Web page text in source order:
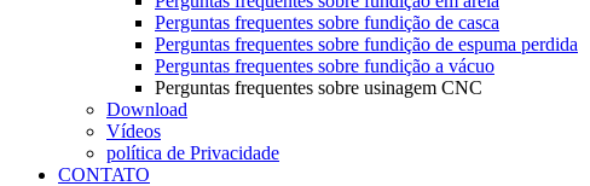
Perguntas frequentes sobre fundição de casca
Perguntas frequentes sobre fundição de espuma perdida
Perguntas frequentes sobre fundição a vácuo
Perguntas frequentes sobre usinagem CNC
Download
Vídeos
política de Privacidade
CONTATO